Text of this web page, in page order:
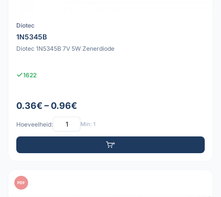
Diotec
1N5345B
Diotec 1N5345B 7V 5W Zenerdiode
1622
0.36€ – 0.96€
Hoeveelheid: Min: 1
PDF